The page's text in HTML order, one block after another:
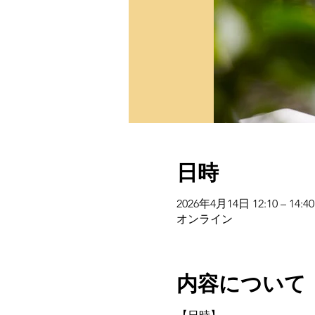
日時
2026年4月14日 12:10 –
オンライン
内容について